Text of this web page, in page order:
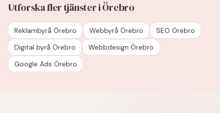
Utforska fler tjänster i Örebro
Reklambyrå Örebro Webbyrå Örebro
SEO Örebro
Digital byrå Örebro
Webbdesign Örebro
Google Ads Örebro